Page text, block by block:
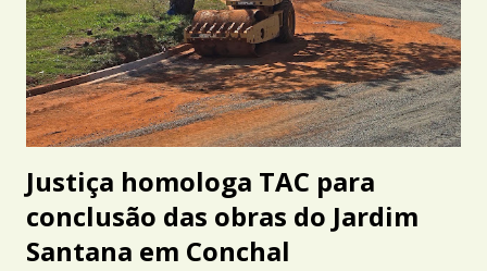
Justiça homologa TAC para
conclusão das obras do Jardim
Santana em Conchal